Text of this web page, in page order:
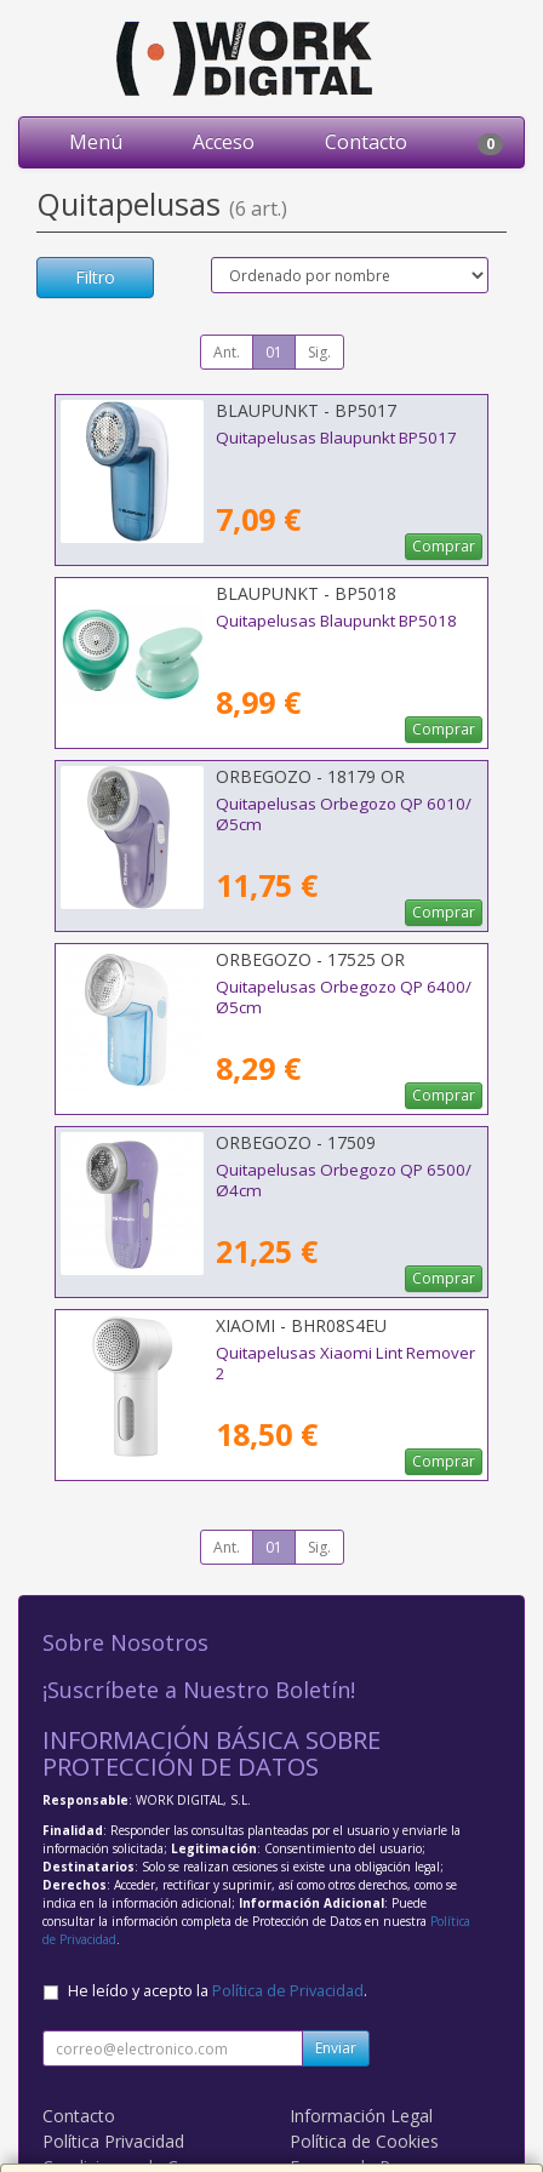
Menú Acceso Contacto 0
Quitapelusas (6 art.)
Filtro
Ant. 01 Sig.
BLAUPUNKT - BP5017
Quitapelusas Blaupunkt BP5017
7,09 €
Comprar
BLAUPUNKT - BP5018
Quitapelusas Blaupunkt BP5018
8,99 €
Comprar
ORBEGOZO - 18179 OR
Quitapelusas Orbegozo QP 6010/
Ø5cm
11,75 €
Comprar
ORBEGOZO - 17525 OR
Quitapelusas Orbegozo QP 6400/
Ø5cm
8,29 €
Comprar
ORBEGOZO - 17509
Quitapelusas Orbegozo QP 6500/
Ø4cm
21,25 €
Comprar
XIAOMI - BHR08S4EU
Quitapelusas Xiaomi Lint Remover
2
18,50 €
Comprar
Ant. 01 Sig.
Sobre Nosotros
¡Suscríbete a Nuestro Boletín!
INFORMACIÓN BÁSICA SOBRE
PROTECCIÓN DE DATOS
Responsable: WORK DIGITAL, S.L.
Finalidad: Responder las consultas planteadas por el usuario y enviarle la
información solicitada; Legitimación: Consentimiento del usuario;
Destinatarios: Solo se realizan cesiones si existe una obligación legal;
Derechos: Acceder, rectificar y suprimir, así como otros derechos, como se
indica en la información adicional; Información Adicional: Puede
consultar la información completa de Protección de Datos en nuestra Política
de Privacidad.
He leído y acepto la Política de Privacidad.
Enviar
Contacto
Información Legal
Política Privacidad
Política de Cookies
Condiciones de Compra
Formas de Pago